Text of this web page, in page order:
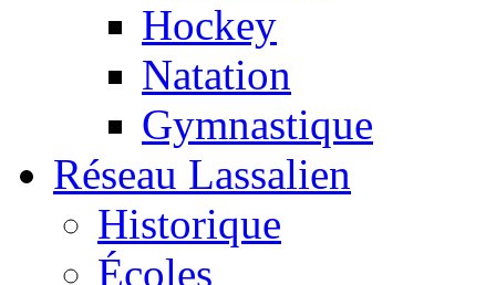
Hockey
Natation
Gymnastique
Réseau Lassalien
Historique
Écoles